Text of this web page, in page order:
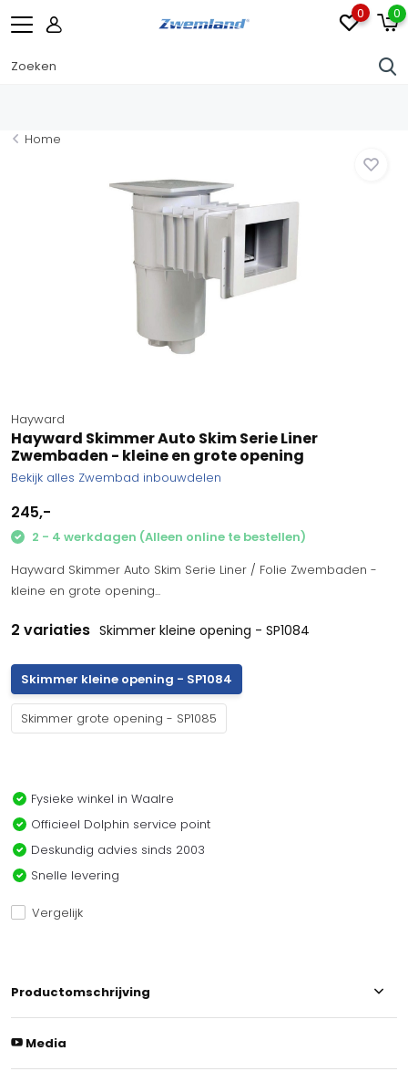
0 0
Home
Hayward
Hayward Skimmer Auto Skim Serie Liner
Zwembaden - kleine en grote opening
Bekijk alles Zwembad inbouwdelen
245,-
2 - 4 werkdagen (Alleen online te bestellen)
Hayward Skimmer Auto Skim Serie Liner / Folie Zwembaden -
kleine en grote opening...
2 variaties Skimmer kleine opening - SP1084
Skimmer kleine opening - SP1084
Skimmer grote opening - SP1085
Fysieke winkel in Waalre
Officieel Dolphin service point
Deskundig advies sinds 2003
Snelle levering
Vergelijk
Productomschrijving
Media